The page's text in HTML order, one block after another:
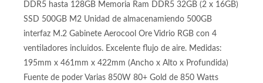
DDR5 hasta 128GB Memoria Ram DDR5 32GB (2 x 16GB)
SSD 500GB M2 Unidad de almacenamiendo 500GB
interfaz M.2 Gabinete Aerocool Ore Vidrio RGB con 4
ventiladores incluidos. Excelente flujo de aire. Medidas:
195mm x 461mm x 422mm (Ancho x Alto x Profundida)
Fuente de poder Varias 850W 80+ Gold de 850 Watts